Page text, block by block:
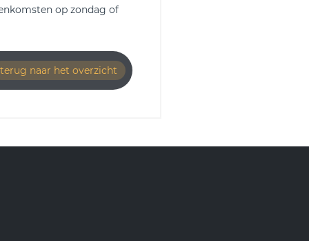
op zondag of
terug naar het overzicht